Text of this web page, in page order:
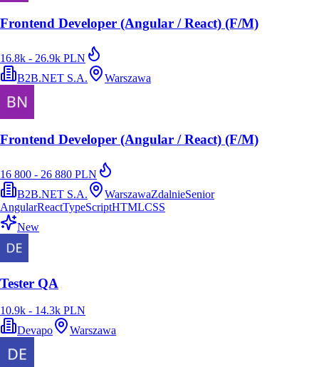
Frontend Developer (Angular / React) (F/M)
16.8k - 26.9k PLN
B2B.NET S.A.
Warszawa
Frontend Developer (Angular / React) (F/M)
16 800 - 26 880 PLN
B2B.NET S.A.
WarszawaZdalnieSenior
AngularReactTypeScriptHTMLCSS
New
Tester QA
10.9k - 14.3k PLN
Devapo
Warszawa